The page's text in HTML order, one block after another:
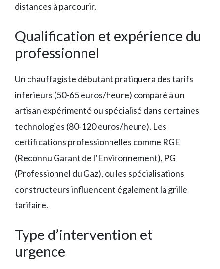
distances à parcourir.
Qualification et expérience du
professionnel
Un chauffagiste débutant pratiquera des tarifs
inférieurs (50-65 euros/heure) comparé à un
artisan expérimenté ou spécialisé dans certaines
technologies (80-120 euros/heure). Les
certifications professionnelles comme RGE
(Reconnu Garant de l’Environnement), PG
(Professionnel du Gaz), ou les spécialisations
constructeurs influencent également la grille
tarifaire.
Type d’intervention et
urgence